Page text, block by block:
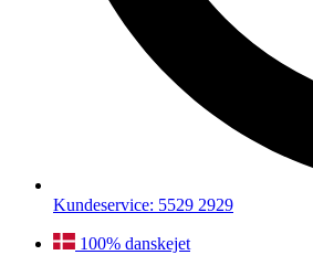
Kundeservice: 5529 2929
100% danskejet